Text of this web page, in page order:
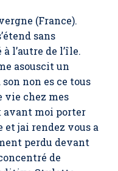
(France).
sans
l’autre de l’île.
asouscit un
non es ce tous
vie chez mes
avant moi porter
jai rendez vous a
perdu devant
de